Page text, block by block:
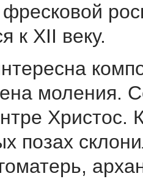
к XII веку.
моления.
Христос.
позах